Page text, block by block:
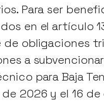
Para ser
en el artículo
obligaciones
a
para Baja
2026 y el 16